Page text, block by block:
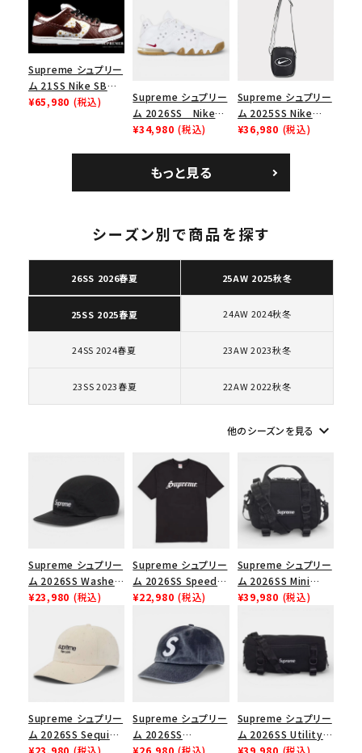
人気ワード
キャップ・ハット
パーカー・クルーネック
ショルダー・ウエストバッグ
ボックスロゴ ブラックスウェット
カテゴリーから探す
価格から探す
在庫のない商品を表示する
絞り込んで検索する
ース１スニーカー シ
ューズ ホワイト
ラック
ー スニーカー ホワイ
Supreme シュプリー
ム 21SS Nike SB
Dunk Low ナイキSB
¥65,980 (税込)
Supreme シュプリー
ム 2026SS Nike
SB Air Max 2 CB 94
ロー SP ホワイト
¥34,980 (税込)
Supreme シュプリー
ム 2025SS Nike
Leather Shoulder
¥36,980 (税込)
もっと見る
シーズン別で商品を探す
26SS 2026春夏 25AW 2025秋冬
25SS 2025春夏 24AW 2024秋冬
24SS 2024春夏 23AW 2023秋冬
23SS 2023春夏 22AW 2022秋冬
他のシーズンを見る keyboard_arrow_down
Supreme シュプリー
ム 2026SS Washed
Chino Twill Camp
ノツイル キャンプキャ
ップ ブラック
¥23,980 (税込)
Supreme シュプリー
ム 2026SS Speed
Tee スピードTシャツ
¥22,980 (税込)
Supreme シュプリー
ム 2026SS Mini
Duffle Bag ミニダッ
¥39,980 (税込)
Supreme シュプリー
ム 2026SS Sequin
Denim Classic
¥23,980 (税込)
Supreme シュプリー
ム 2026SS
Pigment Coated S
¥26,980 (税込)
Supreme シュプリー
ム 2026SS Utility
Bag ユーティリティ
¥39,980 (税込)